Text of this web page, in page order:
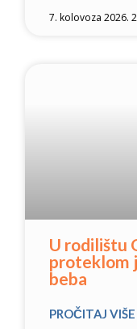
7. kolovoza 2026.
U rodilištu
proteklom
beba
PROČITAJ VIŠE